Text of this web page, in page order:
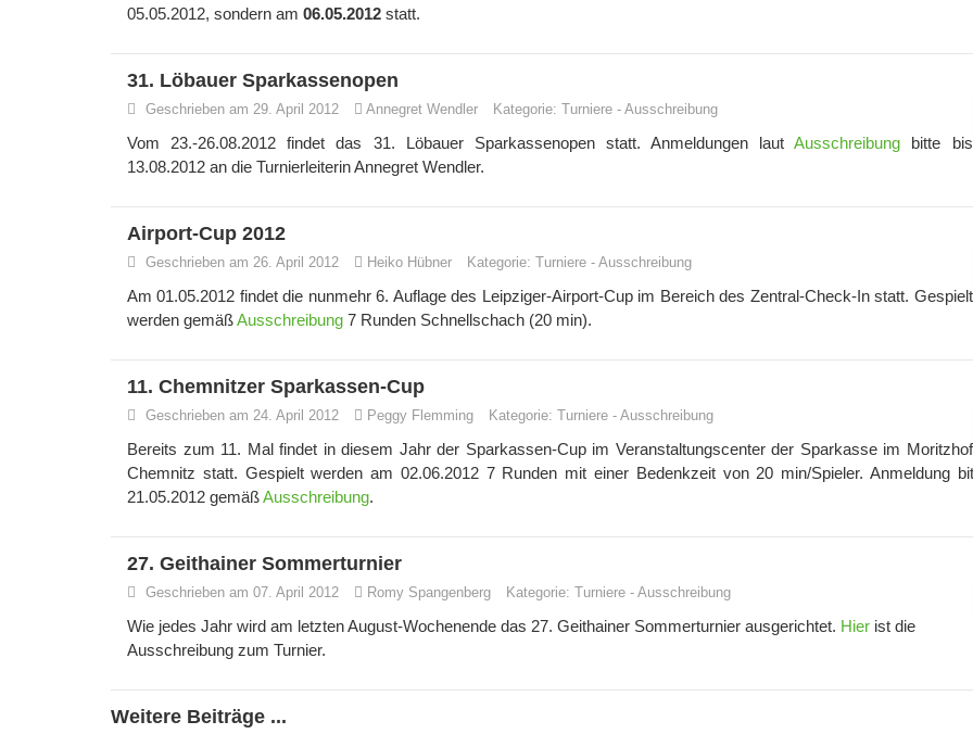
05.05.2012, sondern am 06.05.2012 statt.
31. Löbauer Sparkassenopen
Geschrieben am 29. April 2012 Annegret Wendler Kategorie: Turniere - Ausschreibung
Vom 23.-26.08.2012 findet das 31. Löbauer Sparkassenopen statt. Anmeldungen lautAusschreibung bitte bis
13.08.2012 an die Turnierleiterin Annegret Wendler.
Airport-Cup 2012
Geschrieben am 26. April 2012 Heiko Hübner Kategorie: Turniere - Ausschreibung
Am 01.05.2012 findet die nunmehr 6. Auflage des Leipziger-Airport-Cup im Bereich des Zentral-Check-In statt. Gespielt
werden gemäßAusschreibung 7 Runden Schnellschach (20 min).
11. Chemnitzer Sparkassen-Cup
Geschrieben am 24. April 2012 Peggy Flemming Kategorie: Turniere - Ausschreibung
Bereits zum 11. Mal findet in diesem Jahr der Sparkassen-Cup im Veranstaltungscenter der Sparkasse im Moritzhof
Chemnitz statt. Gespielt werden am 02.06.2012 7 Runden mit einer Bedenkzeit von 20 min/Spieler. Anmeldung
21.05.2012 gemäßAusschreibung.
27. Geithainer Sommerturnier
Geschrieben am 07. April 2012 Romy Spangenberg Kategorie: Turniere - Ausschreibung
Wie jedes Jahr wird am letzten August-Wochenende das 27. Geithainer Sommerturnier ausgerichtet. Hier ist die
Ausschreibung zum Turnier.
Weitere Beiträge ...